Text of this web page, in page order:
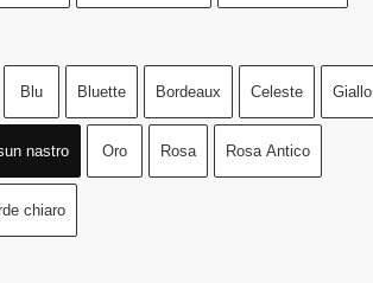
Blu Bluette Bordeaux Celeste Giallo
nastro Oro Rosa Rosa Antico
chiaro